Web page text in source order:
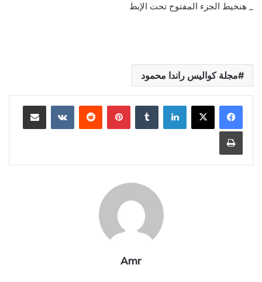
_ هنخيط الجزء المفتوح تحت الإبط
مجلة كواليس راندا محمود
لينكدإن بينتيريست مشاركة عبر البريد
طباعة
Amr